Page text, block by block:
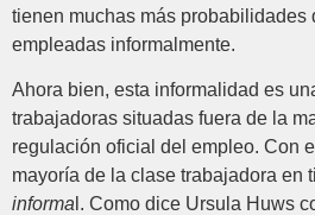
tienen muchas más probabilidades
empleadas informalmente.
Ahora bien, esta informalidad es
trabajadoras situadas fuera de la
regulación oficial del empleo. Con
mayoría de la clase trabajadora en
informa l. Como dice Ursula Huws